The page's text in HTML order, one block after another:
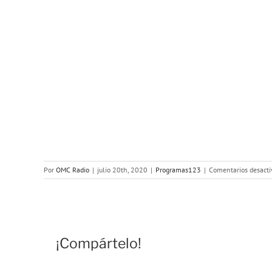
Por OMC Radio | julio 20th, 2020 | Programas123 | Comentarios
¡Compártelo!